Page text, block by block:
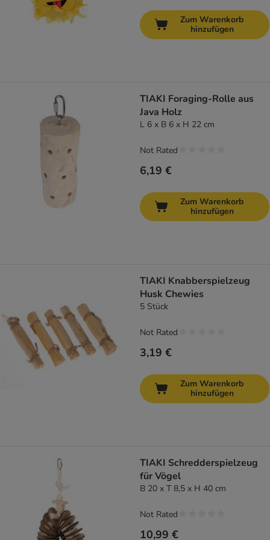
Zum Warenkorb
hinzufügen
TIAKI Foraging-Rolle aus
Java Holz
L 6 x B 6 x H 22 cm
6,19 €
Not Rated
Zum Warenkorb
hinzufügen
TIAKI Knabberspielzeug
Husk Chewies
5 Stück
3,19 €
Not Rated
Zum Warenkorb
hinzufügen
TIAKI Schredderspielzeug
für Vögel
B 20 x T 8,5 x H 40 cm
10,99 €
Not Rated